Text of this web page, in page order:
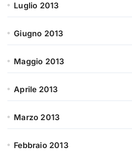
Luglio 2013
Giugno 2013
Maggio 2013
Aprile 2013
Marzo 2013
Febbraio 2013